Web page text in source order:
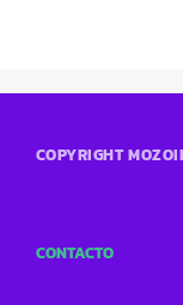
COPYRIGHT
CONTACTO